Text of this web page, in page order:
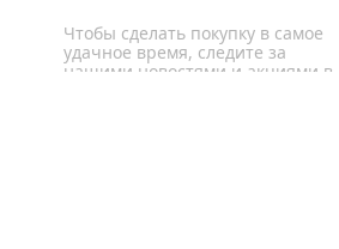
Чтобы сделать покупку в самое
удачное время, следите за
нашими новостями и акциями в